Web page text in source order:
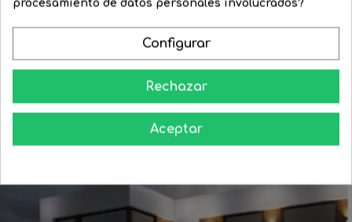

Aprende como darle a tu casa todo el esplendor en las noches
procesamiento de datos personales involucrados?
Configurar
Rechazar
Aceptar